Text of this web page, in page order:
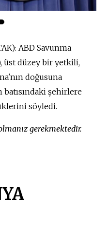
ABD Savunma
üst düzey bir yetkili,
doğusuna
batısındaki şehirlere
söyledi.
gerekmektedir.